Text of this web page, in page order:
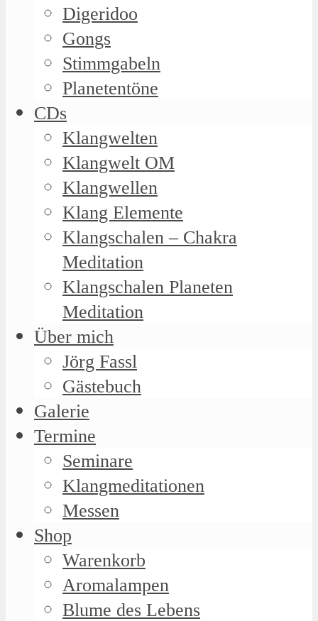
Digeridoo
Gongs
Stimmgabeln
Planetentöne
CDs
Klangwelten
Klangwelt OM
Klangwellen
Klang Elemente
Klangschalen – Chakra
Meditation
Klangschalen Planeten
Meditation
Über mich
Jörg Fassl
Gästebuch
Galerie
Termine
Seminare
Klangmeditationen
Messen
Shop
Warenkorb
Aromalampen
Blume des Lebens